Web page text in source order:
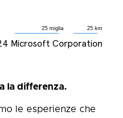
25 miglia 25 km
Microsoft Corporation
la differenza.
le esperienze che